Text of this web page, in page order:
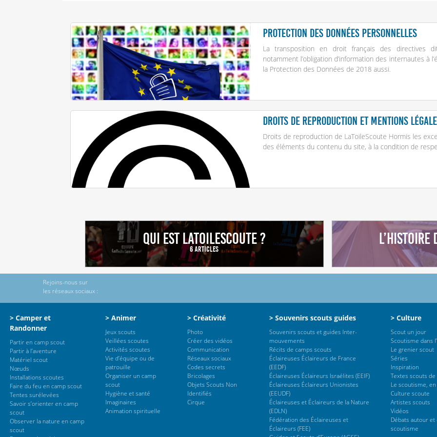
Protection des données personnelles
La transposition en droit français des directives
notamment l’obligation d’information des internautes à
la Protection des Données de 2018 aussi.
Droits de reproduction et mentions
Droits de reproduction de LaToileScoute Hormis les
des éléments du contenu du site, à la condition de
Qui est LaToileScoute ?
6 Articles
L’histoire
Rejoins-nous sur
les réseaux sociaux :
> Camper et
Randonner
Partir en camp scout
Partir à l’aventure
Matériel scout
Nœuds
Installations scoutes
Faire du feu en camp scout
Tentes surélevées
Savoir s’orienter en camp
scout
Observer la nature en camp
scout
> Animer
Jeux scouts
Veillées scoutes
Activités scoutes
Vie d’équipe ou de
patrouille
Organiser un camp
scout
Hygiène et santé
Imaginaires
Animation spirituelle
> Créativité
Photo
Créer des vidéos
Communication
Réseaux sociaux
Codes secrets
Bricolages
Objets Scouts Non
Identifiés
Cirque
> Souvenirs scouts guides
Souvenirs scouts et guides Inter-
mouvements
Récits de camps scouts
Éclaireuses Éclaireurs de France
(EEDF)
Éclaireuses Éclaireurs Israélites (EEIF)
Éclaireuses Éclaireurs Unionistes
(EEUDF)
Éclaireuses et Éclaireurs de la Nature
(EDLN)
Fédération des Éclaireuses et
Éclaireurs (FEE)
> Culture
Scout un jour
Scoutisme dans
Le grenier scout
Séries
Inspiration
Textes scouts
Le scoutisme,
Culture scoute
Artistes scouts
Vidéos
Débats autour et
scoutisme